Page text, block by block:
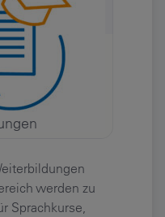
werden zu
Sprachkurse,